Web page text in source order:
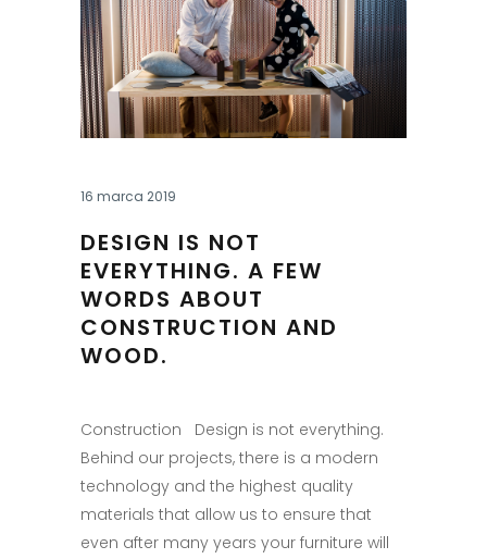
16 marca 2019
DESIGN IS NOT
EVERYTHING. A FEW
WORDS ABOUT
CONSTRUCTION AND
WOOD.
Construction Design is not everything.
Behind our projects, there is a modern
technology and the highest quality
materials that allow us to ensure that
even after many years your furniture will